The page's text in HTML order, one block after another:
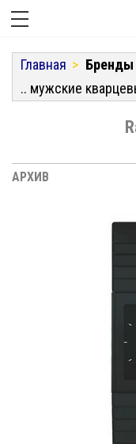
Главная Бренды
.. мужские
АРХИВ